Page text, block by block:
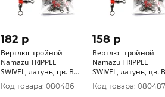
182 p
Вертлюг тройной
Namazu TRIPPLE
SWIVEL, латунь, цв. BN,
р. 7 х 9, test-17 кг (уп.10
шт)/1000/
Код товара: 080486
158 p
Вертлюг тройной
Namazu TRIPPLE
SWIVEL, латунь, цв. BN,
р. 8 х 10, test-15 кг
(уп.10 шт)/1000/
Код товара: 080487